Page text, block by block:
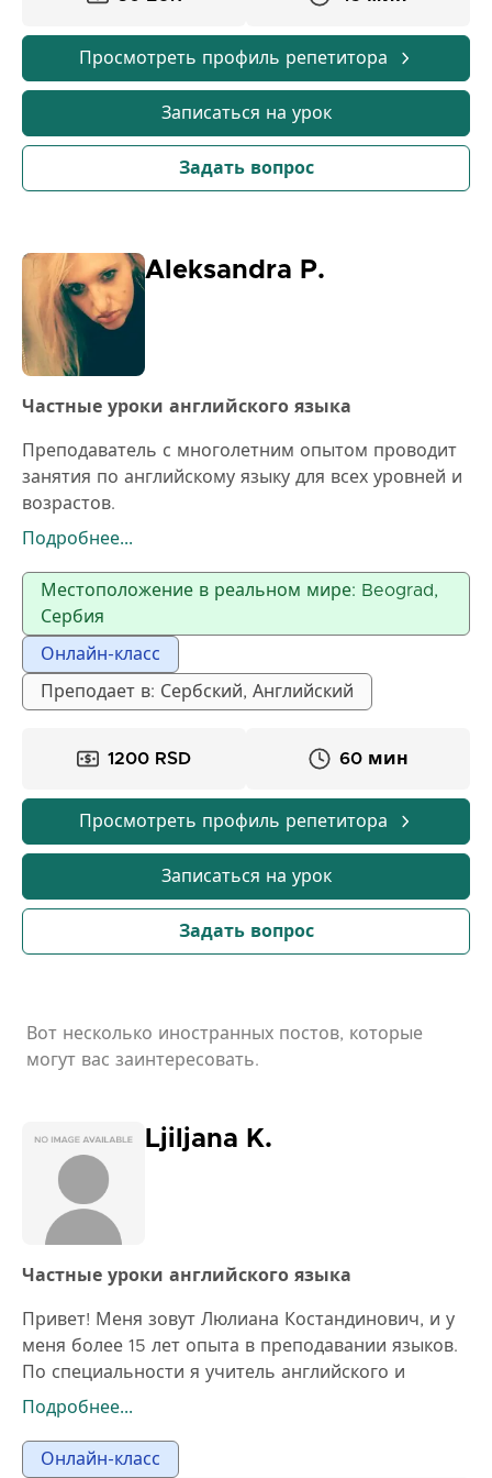
Просмотреть профиль репетитора
Записаться на урок
Задать вопрос
Aleksandra P.
Частные уроки английского языка
Преподаватель с многолетним опытом проводит
занятия по английскому языку для всех уровней и
возрастов.
Готовлю учеников к деловым интервью и
др.)
Сербский для иностранцев через английский
онлайн
Занятия проходят онлайн через все приложения,
возможно также очное (Белград)
60 мин – 1200 динаров; 90 мин – 1600 динаров.
Подробнее...
Местоположение в реальном мире: Beograd,
Сербия
Онлайн-класс
Преподает в: Сербский, Английский
1200 RSD 60 мин
Просмотреть профиль репетитора
Записаться на урок
Задать вопрос
Вот несколько иностранных постов, которые
могут вас заинтересовать.
Ljiljana K.
Частные уроки английского языка
Привет! Меня зовут Люлиана Костандинович, и у
меня более 15 лет опыта в преподавании языков.
По специальности я учитель английского и
французского языков, а также преподаю сербский
возрастов – от школьников до взрослых – как
Подробнее...
Онлайн-класс